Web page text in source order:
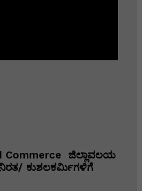
Commerce ಜಿಲ್ಲಾವಲಯ
ಕುಶಲಕರ್ಮಿಗಳಿಗೆ